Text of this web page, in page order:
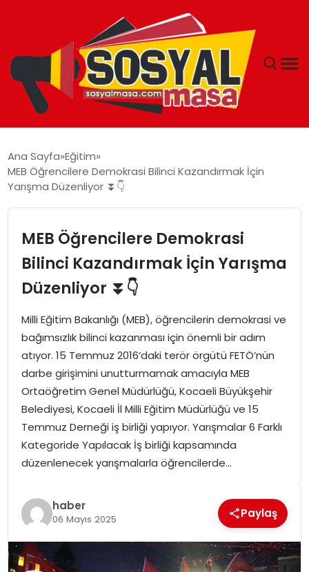
EKONOMI
EĞITIM
SPOR
GÜNDEM
MAGAZIN
Ana Sayfa Eğitim
MEB Öğrencilere Demokrasi Bilinci Kazandırmak İçin
Yarışma Düzenliyor ⏬👇
MEB Öğrencilere Demokrasi
Bilinci Kazandırmak İçin Yarışma
Düzenliyor ⏬👇
Milli Eğitim Bakanlığı (MEB), öğrencilerin demokrasi ve
bağımsızlık bilinci kazanması için önemli bir adım
atıyor. 15 Temmuz 2016’daki terör örgütü FETÖ’nün
darbe girişimini unutturmamak amacıyla MEB
Ortaöğretim Genel Müdürlüğü, Kocaeli Büyükşehir
Belediyesi, Kocaeli İl Milli Eğitim Müdürlüğü ve 15
Temmuz Derneği iş birliği yapıyor. Yarışmalar 6 Farklı
Kategoride Yapılacak İş birliği kapsamında
düzenlenecek yarışmalarla öğrencilerde…
haber
06 Mayıs 2025 Paylaş